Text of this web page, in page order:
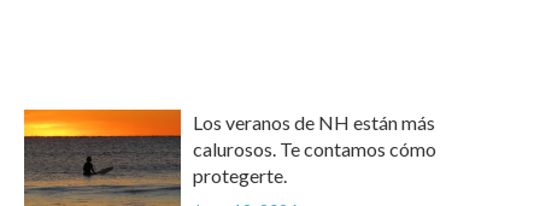
Los veranos de NH están más
calurosos. Te contamos cómo
protegerte.